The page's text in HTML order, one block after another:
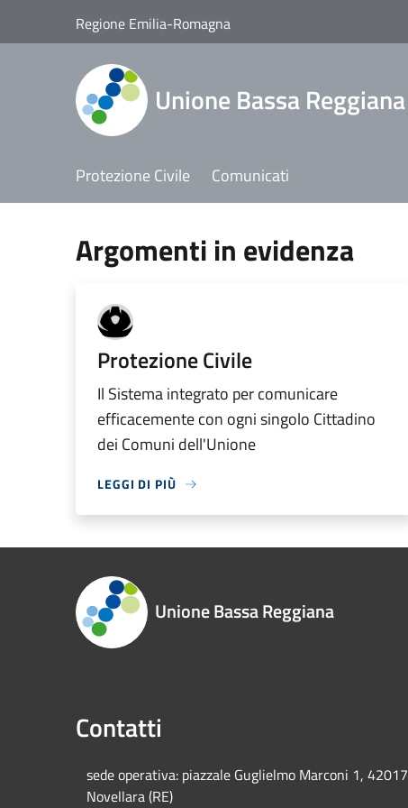
Regione Emilia-Romagna
Unione Bassa Reggiana
Protezione Civile Comunicati
Argomenti in evidenza
Protezione Civile
Il Sistema integrato per comunicare
efficacemente con ogni singolo Cittadino
dei Comuni dell'Unione
LEGGI DI PIÙ
Unione Bassa Reggiana
Contatti
sede operativa: piazzale Guglielmo Marconi 1, 42017
Novellara (RE)